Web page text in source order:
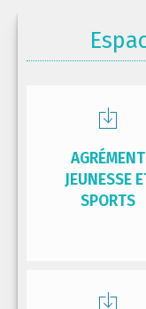
AGRÉMENT
JEUNESSE
SPORTS